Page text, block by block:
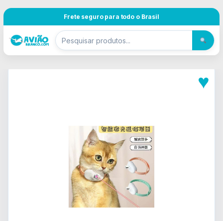
Frete seguro para todo o Brasil
♥